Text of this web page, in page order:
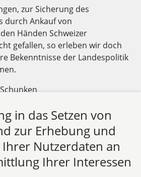
von Steuerberatern,
anwaltlichen Kollegen in
und Verfahren für deren
und beraten nach außen
oder im Hintergrund.
zur Sicherung des
durch Ankauf von
Händen Schweizer
gefallen, so erleben wir doch
Bekenntnisse der Landespolitik
in das Setzen von
zur Erhebung und
Nutzerdaten an
Ihrer Interessen